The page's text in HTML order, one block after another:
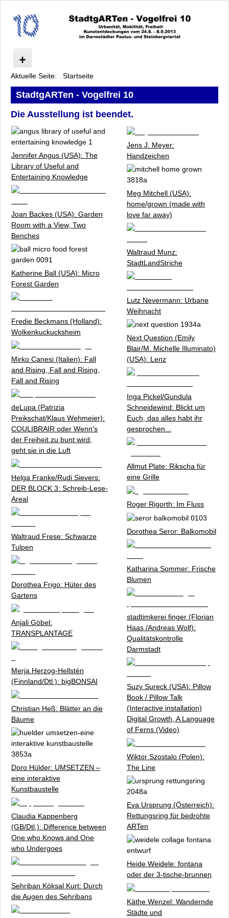
Vogelfrei
Ausstellung
Künstler
Programm
Kulturforum: Urbanität, Mobilität, Freiheit
Kooperationspartner
Unterstützer und Sponsoren
Presse
Anfahrt
Vogelfrei 10 - Team
Archiv
Datenschutz
Impressum
Aktuelle Seite: Startseite
StadtgARTen - Vogelfrei 10
Die Ausstellung ist beendet.
Jennifer Angus (USA): The
Library of Useful and
Entertaining Knowledge
Joan Backes (USA): Garden
Room with a View, Two
Benches
Katherine Ball (USA): Micro
Forest Garden
Fredie Beckmans (Holland):
Wolkenkuckucksheim
Mirko Canesi (Italien): Fall
and Rising, Fall and Rising,
Fall and Rising
deLupa (Patrizia
Preikschat/Klaus Wehmeier):
COULIBRAIR oder Wenn's
der Freiheit zu bunt wird,
geht sie in die Luft
Helga Franke/Rudi Sievers:
DER BLOCK 3: Schreib-Lese-
Areal
Waltraud Frese: Schwarze
Tulpen
Dorothea Frigo: Hüter des
Gartens
Anjali Göbel:
TRANSPLANTAGE
Merja Herzog-Hellstén
(Finnland/Dtl.): bigBONSAI
Christian Heß: Blätter an die
Bäume
Doro Hülder: UMSETZEN –
eine interaktive
Kunstbaustelle
Claudia Kappenberg
(GB/Dtl.): Difference between
One who Knows and One
who Undergoes
Sehriban Köksal Kurt: Durch
die Augen des Sehribans
Jens J. Meyer:
Handzeichen
Meg Mitchell (USA):
home/grown (made with
love far away)
Waltraud Munz:
StadtLandStriche
Lutz Nevermann: Urbane
Weihnacht
Next Question (Emily
Blair/M. Michelle Illuminato)
(USA): Lenz
Inga Pickel/Gundula
Schneidewind: Blickt um
Euch, das alles habt ihr
gesprochen...
Allmut Plate: Rikscha für
eine Grille
Roger Rigorth: Im Fluss
Dorothea Seror: Balkomobil
Katharina Sommer: Frische
Blumen
stadtimkerei finger (Florian
Haas /Andreas Wolf):
Qualitätskontrolle
Darmstadt
Suzy Sureck (USA): Pillow
Book / Pillow Talk
(Interactive installation)
Digital Growth, A Language
of Ferns (Video)
Wiktor Szostalo (Polen):
The Line
Eva Ursprung (Österreich):
Rettungsring für bedrohte
ARTen
Heide Weidele: fontana
oder der 3-tische-brunnen
Käthe Wenzel: Wandernde
Städte und